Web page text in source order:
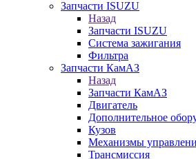
Запчасти ISUZU
Назад
Запчасти ISUZU
Система зажигания
Фильтра
Запчасти КамАЗ
Назад
Запчасти КамАЗ
Двигатель
Дополнительное
Кузов
Механизмы
Трансмиссия